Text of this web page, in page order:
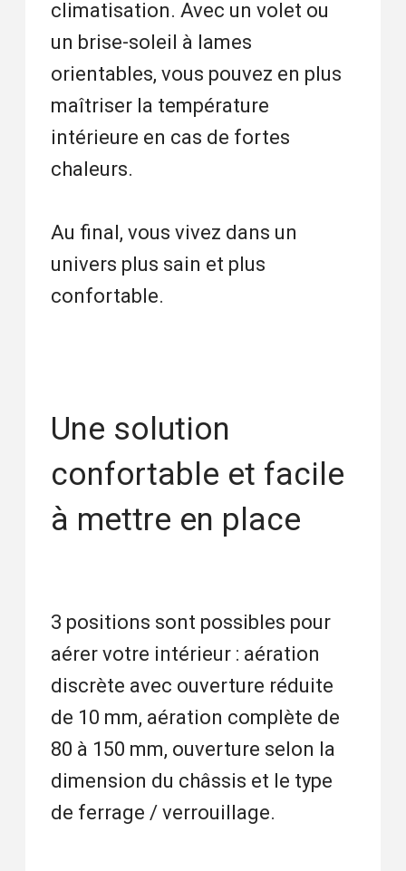
climatisation. Avec un volet ou
un brise-soleil à lames
orientables, vous pouvez en plus
maîtriser la température
intérieure en cas de fortes
chaleurs.
Au final, vous vivez dans un
univers plus sain et plus
confortable.
Une solution
confortable et facile
à mettre en place
3 positions sont possibles pour
aérer votre intérieur : aération
discrète avec ouverture réduite
de 10 mm, aération complète de
80 à 150 mm, ouverture selon la
dimension du châssis et le type
de ferrage / verrouillage.